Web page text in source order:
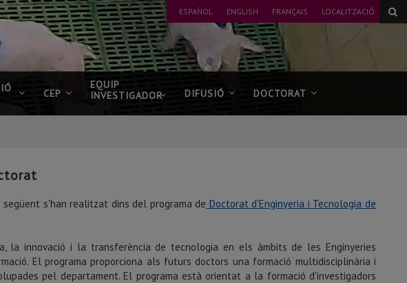
ESPAÑOL ENGLISH FRANÇAIS LOCALITZACIÓ
CEP
EQUIP
INVESTIGADOR
DIFUSIÓ DOCTORAT
s'han realitzat dins del programa de Doctorat d'Enginyeria i Tecnologia de
la innovació i la transferència de tecnologia en els àmbits de les Enginyeries
El programa proporciona als futurs doctors una formació multidisciplinària i
pel departament. El programa està orientat a la formació d'investigadors